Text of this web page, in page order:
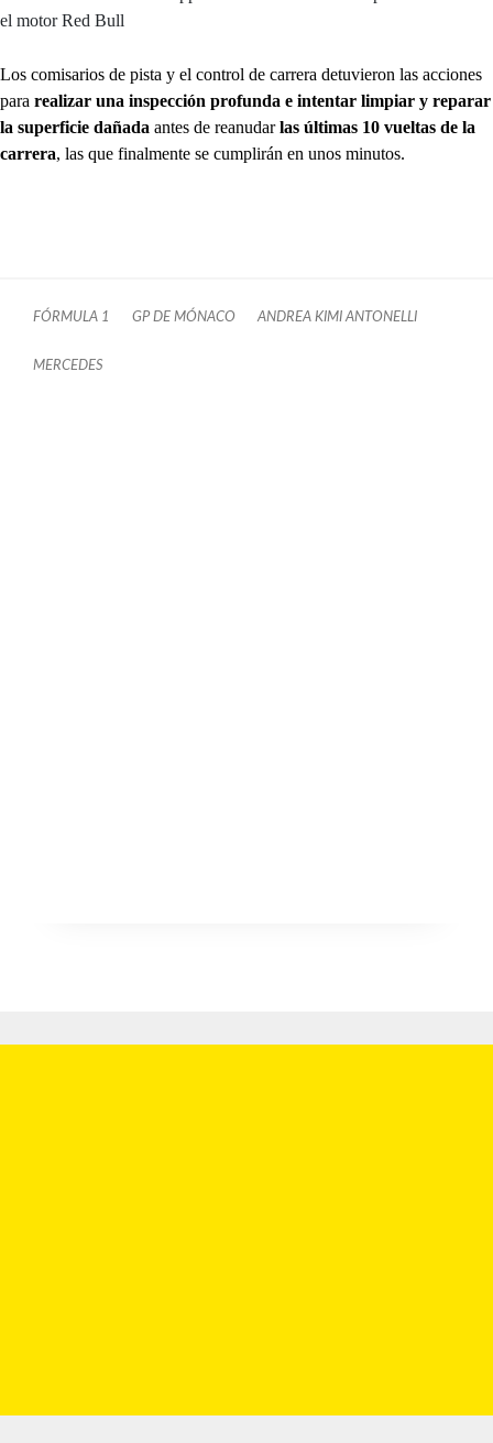
el motor Red Bull
Los comisarios de pista y el control de carrera detuvieron las acciones
para realizar una inspección profunda e intentar limpiar y reparar
la superficie dañada antes de reanudarlas últimas 10 vueltas de la
carrera, las que finalmente se cumplirán en unos minutos.
FÓRMULA 1 GP DE MÓNACO ANDREA KIMI ANTONELLI
MERCEDES